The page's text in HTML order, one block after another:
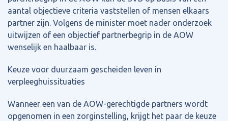
aantal objectieve criteria vaststellen of mensen elkaars
partner zijn. Volgens de minister moet nader onderzoek
uitwijzen of een objectief partnerbegrip in de AOW
wenselijk en haalbaar is.
Keuze voor duurzaam gescheiden leven in
verpleeghuissituaties
Wanneer een van de AOW-gerechtigde partners wordt
opgenomen in een zorginstelling, krijgt het paar de keuze